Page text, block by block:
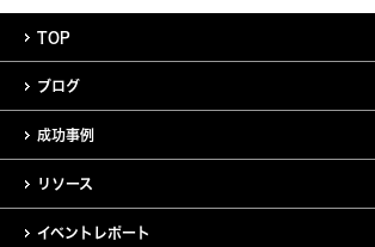
TOP
ブログ
成功事例
リソース
イベントレポート